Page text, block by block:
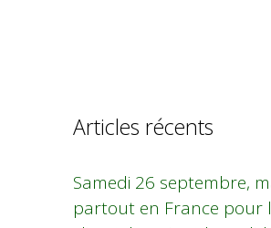
Articles récents
Samedi 26 septembre,
partout en France pour